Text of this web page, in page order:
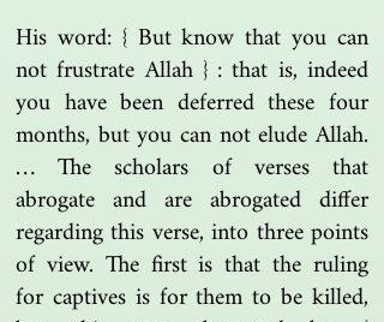
His word: { But know that you can
not frustrate Allah } : that is, indeed
you have been deferred these four
months, but you can not elude Allah.
… The scholars of verses that
abrogate and are abrogated differ
regarding this verse, into three points
of view. The first is that the ruling
for captives is for them to be killed,